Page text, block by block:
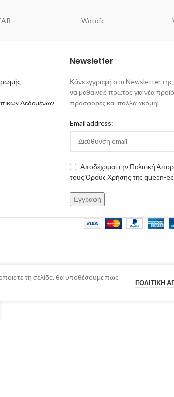
Wotofo
Δεδομένων
Newsletter
Κάνε εγγραφή στο Newsletter της
να μαθαίνεις πρώτος για νέα
προσφορές και πολλά ακόμη!
Email address:
Αποδέχομαι την Πολιτική
τους Όρους Χρήσης της queen-
τη σελίδα, θα υποθέσουμε πως
ΠΟΛΙΤΙΚΉ